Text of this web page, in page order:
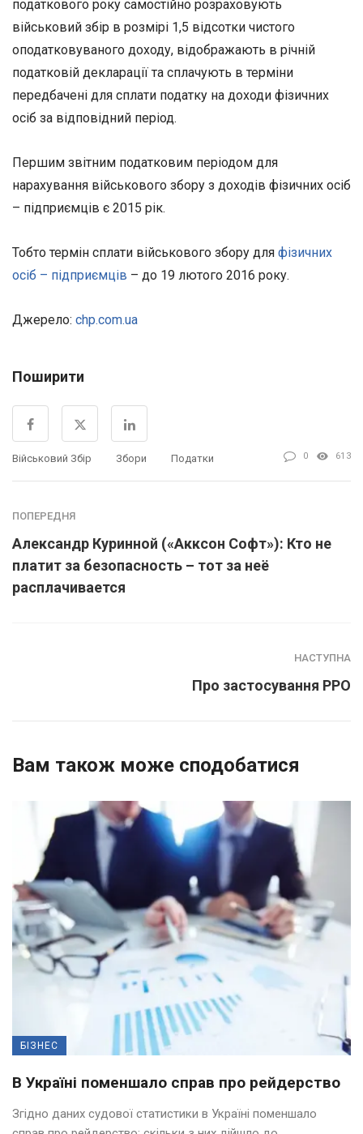
податкового року самостійно розраховують
військовий збір в розмірі 1,5 відсотки чистого
оподатковуваного доходу, відображають в річній
податковій декларації та сплачують в терміни
передбачені для сплати податку на доходи фізичних
осіб за відповідний період.
Першим звітним податковим періодом для
нарахування військового збору з доходів фізичних осіб
– підприємців є 2015 рік.
Тобто термін сплати військового збору для фізичних
осіб – підприємців – до 19 лютого 2016 року.
Джерело: chp.com.ua
Поширити
Військовий Збір Збори Податки 0 613
ПОПЕРЕДНЯ
Александр Куринной («Акксон Софт»): Кто не
платит за безопасность – тот за неё
расплачивается
НАСТУПНА
Про застосування РРО
Вам також може сподобатися
БІЗНЕС
В Україні поменшало справ про рейдерство
Згідно даних судової статистики в Україні поменшало